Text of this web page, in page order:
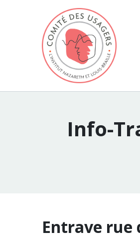
Aller au contenu
Info-
Entrave rue